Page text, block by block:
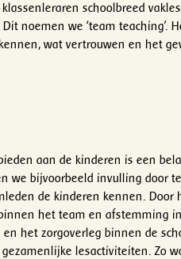
schoolbreed
noemen we ‘team teaching’.
wat vertrouwen en het
aan de kinderen is een
we bijvoorbeeld invulling door
de kinderen kennen. Door
het team en afstemming
en het zorgoverleg binnen de
lesactiviteiten. Zo